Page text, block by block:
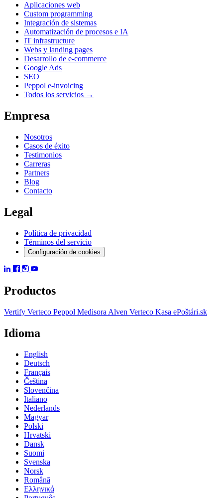
Aplicaciones web
Custom programming
Integración de sistemas
Automatización de procesos e IA
IT infrastructure
Webs y landing pages
Desarrollo de e-commerce
Google Ads
SEO
Peppol e-invoicing
Todos los servicios →
Empresa
Nosotros
Casos de éxito
Testimonios
Carreras
Partners
Blog
Contacto
Legal
Política de privacidad
Términos del servicio
Configuración de cookies
Productos
Vertify Verteco Peppol Medisora Alven Verteco Kasa ePoštári.sk
Idioma
English
Deutsch
Français
Čeština
Slovenčina
Italiano
Nederlands
Magyar
Polski
Hrvatski
Dansk
Suomi
Svenska
Norsk
Română
Ελληνικά